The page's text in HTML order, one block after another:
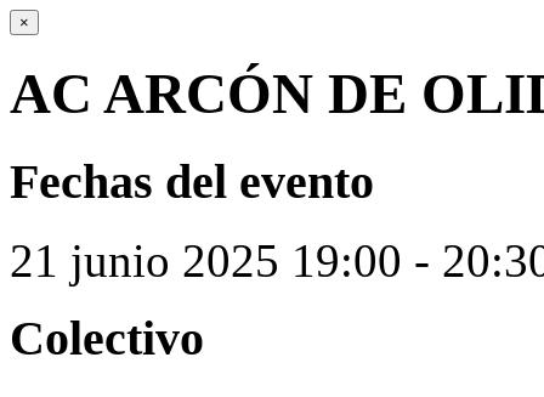
×
AC ARCÓN DE
Fechas del evento
21 junio 2025 19:00 -
Colectivo